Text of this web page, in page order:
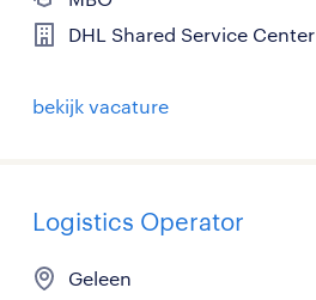
DHL Shared Service Center
bekijk vacature
Logistics Operator
Geleen